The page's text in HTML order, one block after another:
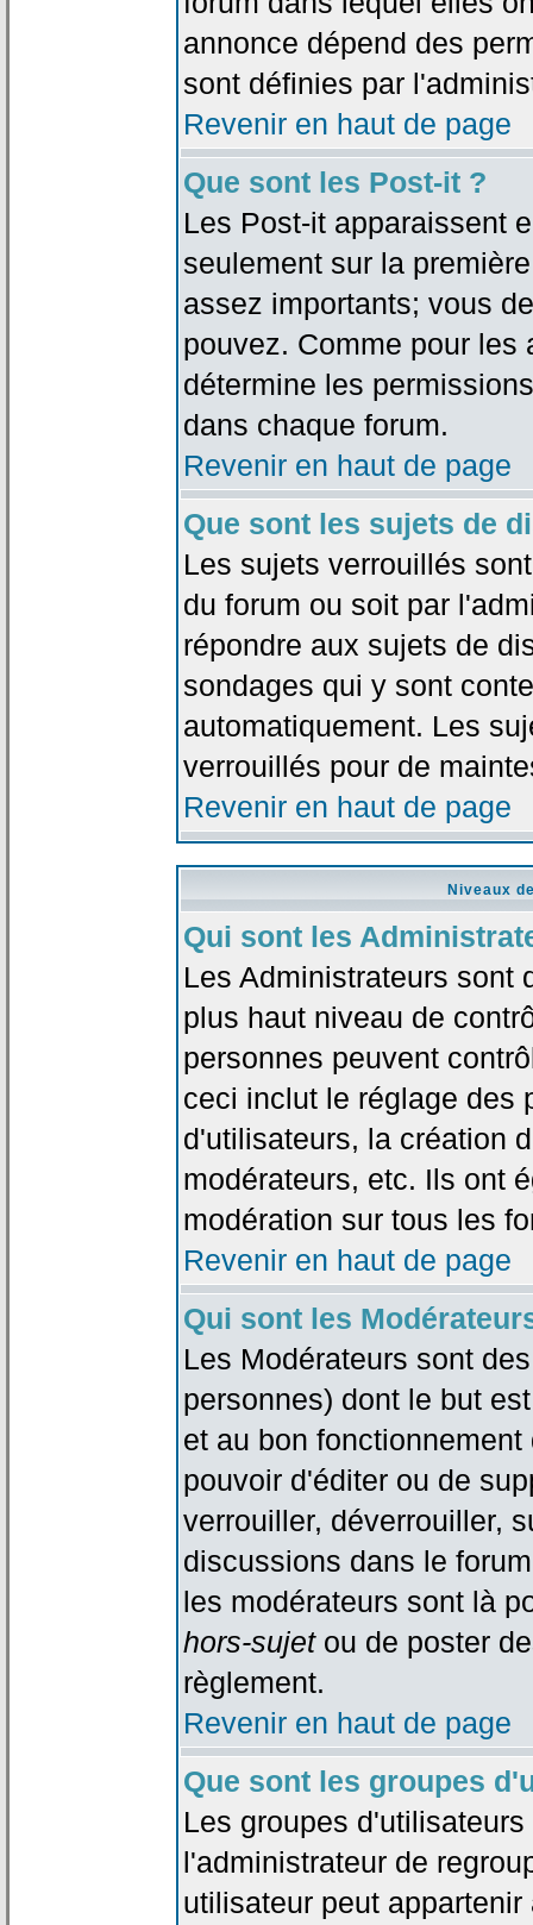
annonce dépend des
sont définies par
Revenir en haut de page
Que sont les Post-it ?
Les Post-it apparaissent
seulement sur la
assez importants; vous
pouvez. Comme pour les
détermine les
dans chaque forum.
Revenir en haut de page
Que sont les sujets de
Les sujets verrouillés
du forum ou soit par
répondre aux sujets de
sondages qui y sont
automatiquement. Les
verrouillés pour de
Revenir en haut de page
Niveaux
Qui sont les
Les Administrateurs sont
plus haut niveau de
personnes peuvent
ceci inclut le réglage des
d'utilisateurs, la création
modérateurs, etc. Ils ont
modération sur tous les
Revenir en haut de page
Qui sont les
Les Modérateurs sont
personnes) dont le but
et au bon
pouvoir d'éditer ou de
verrouiller, déverrouiller,
discussions dans le
les modérateurs sont là
hors-sujetou de poster
règlement.
Revenir en haut de page
Que sont les groupes
Les groupes
l'administrateur de
utilisateur peut